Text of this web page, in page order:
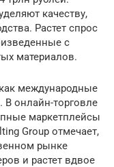
качеству,
Растет спрос
с
материалов.
международные
В онлайн-торговле
маркетплейсы
Group отмечает,
рынке
и растет вдвое